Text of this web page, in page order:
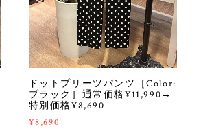
ドットプリーツパンツ［Color:
ブラック］通常価格¥11,990→
特別価格¥8,690
¥8,690